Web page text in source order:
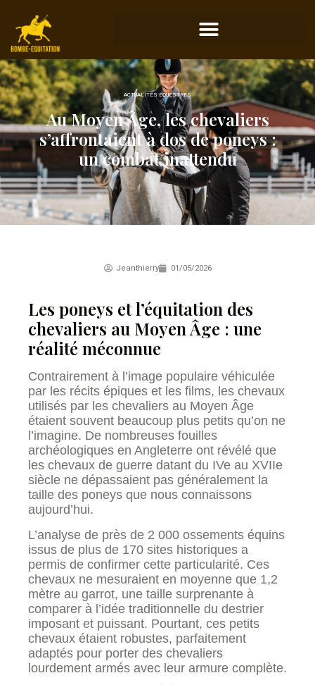
ACTUALITÉS ÉQUESTRES
Au Moyen Âge, les chevaliers
s’affrontaient à dos de poneys :
un combat inattendu
Jeanthierry 01/05/2026
Les poneys et l’équitation des
chevaliers au Moyen Âge : une
réalité méconnue
Contrairement à l’image populaire véhiculée
par les récits épiques et les films, les chevaux
utilisés par les chevaliers au Moyen Âge
étaient souvent beaucoup plus petits qu’on ne
l’imagine. De nombreuses fouilles
archéologiques en Angleterre ont révélé que
les chevaux de guerre datant du IVe au XVIIe
siècle ne dépassaient pas généralement la
taille des poneys que nous connaissons
aujourd’hui.
L’analyse de près de 2 000 ossements équins
issus de plus de 170 sites historiques a
permis de confirmer cette particularité. Ces
chevaux ne mesuraient en moyenne que 1,2
mètre au garrot, une taille surprenante à
comparer à l’idée traditionnelle du destrier
imposant et puissant. Pourtant, ces petits
chevaux étaient robustes, parfaitement
adaptés pour porter des chevaliers
lourdement armés avec leur armure complète.